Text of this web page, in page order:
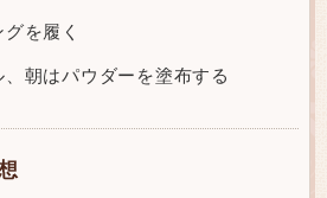
を履く
朝はパウダーを塗布する